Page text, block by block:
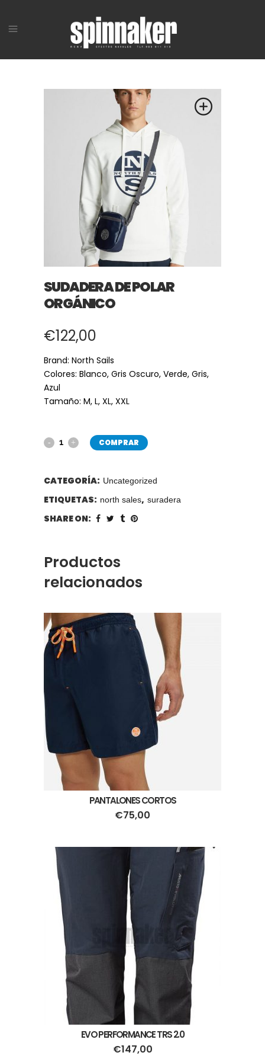
SUDADERA DE POLAR
ORGÁNICO
€122,00
Brand: North Sails
Colores: Blanco, Gris Oscuro, Verde, Gris,
Azul
Tamaño: M, L, XL, XXL
COMPRAR
CATEGORÍA: Uncategorized
ETIQUETAS: north sales, suradera
SHARE ON:
Productos
relacionados
PANTALONES CORTOS
€75,00
EVO PERFORMANCE TRS 2.0
€147,00